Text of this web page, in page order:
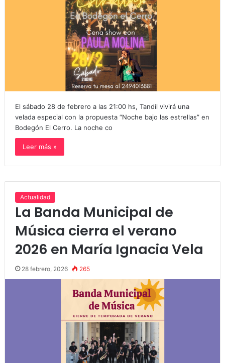
El sábado 28 de febrero a las 21:00 hs, Tandil vivirá una
velada especial con la propuesta “Noche bajo las estrellas” en
Bodegón El Cerro. La noche co
Leer más »
Actualidad
La Banda Municipal de
Música cierra el verano
2026 en María Ignacia Vela
28 febrero, 2026 265